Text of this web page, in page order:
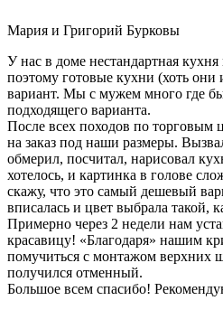
Мария и Григорий Бурковы
У нас в доме нестандартная
поэтому готовые кухни (хоть
вариант. Мы с мужем много где
подходящего варианта.
После всех походов по торговым
на заказ под наши размеры.
обмерил, посчитал, нарисовал
хотелось, и картинка в голове
скажу, что это самый дешевый
вписалась и цвет выбрала такой,
Примерно через 2 недели нам
красавицу! «Благодаря» нашим
помучиться с монтажом верхних
получился отменный.
Большое всем спасибо!